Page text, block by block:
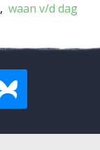
waan v/d dag